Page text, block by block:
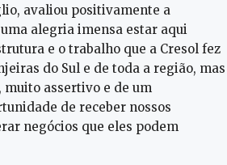
avaliou positivamente a
alegria imensa estar aqui
e o trabalho que a Cresol fez
do Sul e de toda a região, mas
assertivo e de um
de receber nossos
negócios que eles podem